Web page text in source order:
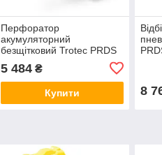
Перфоратор
акумуляторний
безщітковий Trotec PRDS
(4415000201)
5 484₴
Купити 8